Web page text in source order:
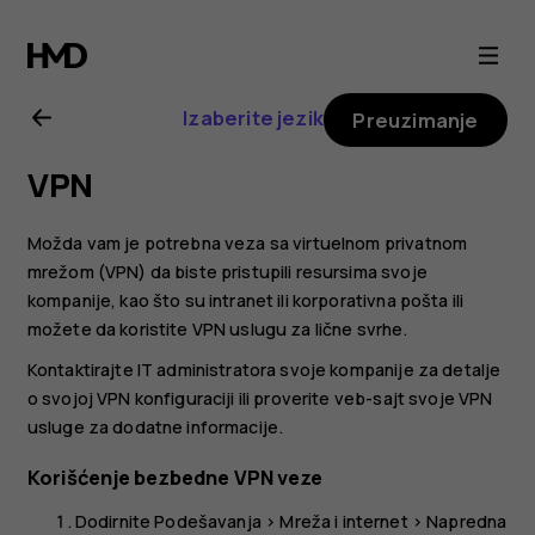
Uputstvo
za
korisnike
za
Nokia
T20
Izaberite jezik Preuzimanje
VPN
Možda vam je potrebna veza sa virtuelnom privatnom
mrežom (VPN) da biste pristupili resursima svoje
kompanije, kao što su intranet ili korporativna pošta ili
možete da koristite VPN uslugu za lične svrhe.
Kontaktirajte IT administratora svoje kompanije za detalje
o svojoj VPN konfiguraciji ili proverite veb-sajt svoje VPN
usluge za dodatne informacije.
Korišćenje bezbedne VPN veze
DodirnitePodešavanja >Mreža i internet >Napredna